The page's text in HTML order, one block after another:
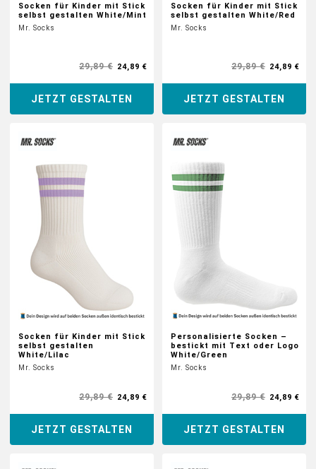
Socken für Kinder mit Stick
selbst gestalten White/Mint
Mr. Socks
29,89 € 24,89 €
JETZT GESTALTEN
Socken für Kinder mit Stick
selbst gestalten White/Red
Mr. Socks
29,89 € 24,89 €
JETZT GESTALTEN
Socken für Kinder mit Stick
selbst gestalten
White/Lilac
Mr. Socks
29,89 € 24,89 €
JETZT GESTALTEN
Personalisierte Socken –
bestickt mit Text oder Logo
White/Green
Mr. Socks
29,89 € 24,89 €
JETZT GESTALTEN